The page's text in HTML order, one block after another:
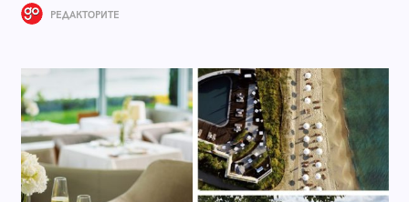
РЕДАКТОРИТЕ